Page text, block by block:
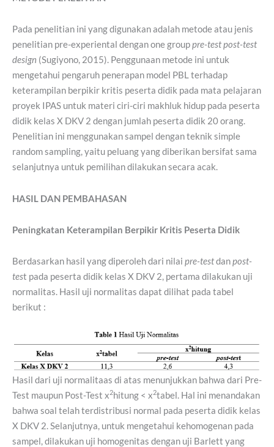
Pada penelitian ini yang digunakan adalah metode atau jenis
penelitian pre-experiental dengan one grouppre-test post-test
design (Sugiyono, 2015). Penggunaan metode ini untuk
mengetahui pengaruh penerapan model PBL terhadap
keterampilan berpikir kritis peserta didik pada mata pelajaran
proyek IPAS untuk materi ciri-ciri makhluk hidup pada peserta
didik kelas X DKV 2 dengan jumlah peserta didik 20 orang.
Penelitian ini menggunakan sampel dengan teknik simple
random sampling, yaitu peluang yang diberikan bersifat sama
selanjutnya untuk pemilihan dilakukan secara acak.
HASIL DAN PEMBAHASAN
Peningkatan Keterampilan Berpikir Kritis Peserta Didik
Berdasarkan hasil yang diperoleh dari nilai pre-testdanpost-
test pada peserta didik kelas X DKV 2, pertama dilakukan uji
normalitas. Hasil uji normalitas dapat dilihat pada tabel
berikut :
Hasil dari uji normalitaas di atas menunjukkan bahwa dari Pre-
Test maupun Post-Test x2hitung < x2tabel. Hal ini menandakan
bahwa soal telah terdistribusi normal pada peserta didik kelas
X DKV 2. Selanjutnya, untuk mengetahui kehomogenan pada
sampel, dilakukan uji homogenitas dengan uji Barlett yang